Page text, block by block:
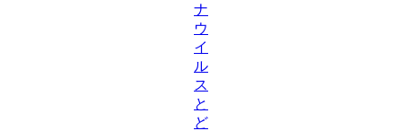
ナ
ウ
イ
ル
ス
と
ど